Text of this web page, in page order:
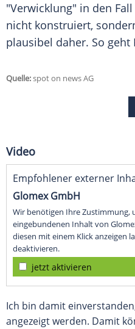
"Verwicklung" in den
nicht konstruiert,
plausibel daher. So geht
Quelle:spot on news AG
Video
Empfohlener externer
Glomex GmbH
Wir benötigen Ihre Zustimmung,
eingebundenen Inhalt von
diesen mit einem Klick anzeigen
deaktivieren.
jetzt aktivieren
Ich bin damit
angezeigt werden. Damit